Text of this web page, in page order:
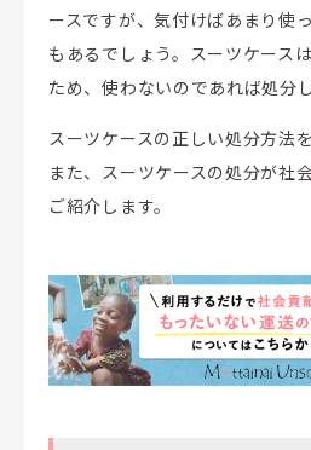
ースですが、気付けばあまり使
もあるでしょう。スーツケース
ため、使わないのであれば処分
スーツケースの正しい処分方法
また、スーツケースの処分が社
ご紹介します。